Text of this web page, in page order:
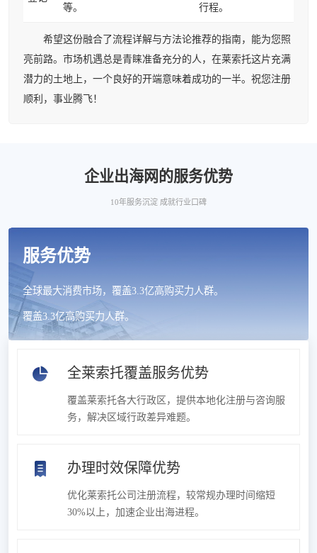
等。
行程。
希望这份融合了流程详解与方法论推荐的指南，能为您照
亮前路。市场机遇总是青睐准备充分的人，在莱索托这片充满
潜力的土地上，一个良好的开端意味着成功的一半。祝您注册
顺利，事业腾飞！
企业出海网的服务优势
10年服务沉淀 成就行业口碑
服务优势
全球最大消费市场，覆盖3.3亿高购买力人群。
覆盖3.3亿高购买力人群。
全莱索托覆盖服务优势
覆盖莱索托各大行政区，提供本地化注册与咨询服
务，解决区域行政差异难题。
办理时效保障优势
优化莱索托公司注册流程，较常规办理时间缩短
30%以上，加速企业出海进程。